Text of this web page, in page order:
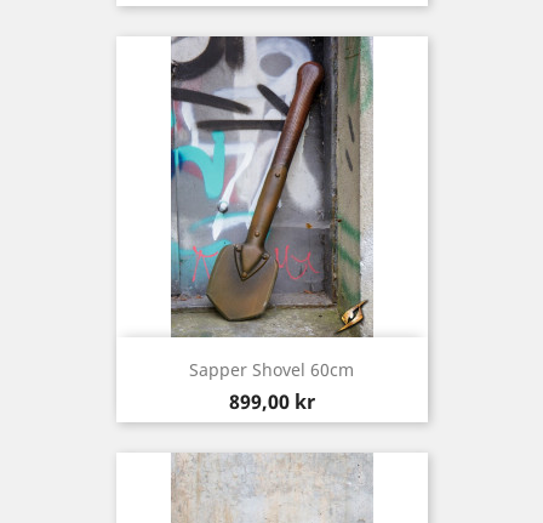
Sapper Shovel 60cm
Pris
899,00 kr